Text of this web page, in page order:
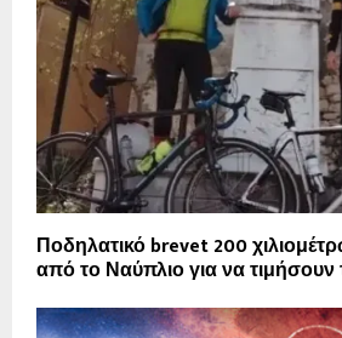
Ποδηλατικό brevet 200
από το Ναύπλιο για να τιμήσουν